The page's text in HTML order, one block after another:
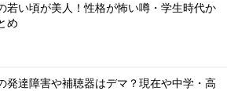
若い頃が美人！性格が怖い噂・学生時代か
め
発達障害や補聴器はデマ？現在や中学・高